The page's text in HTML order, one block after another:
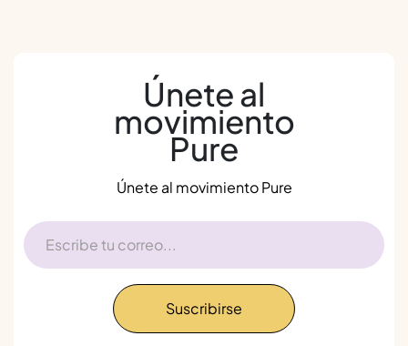
Únete al
movimiento
Pure
Únete al movimiento Pure
Suscribirse